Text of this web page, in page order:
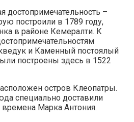
достопримечательность –
построили в 1789 году,
в районе Кемералти. К
и Каменный постоялый
построены здесь в 1522
остров Клеопатры.
специально доставили
Марка Антония.